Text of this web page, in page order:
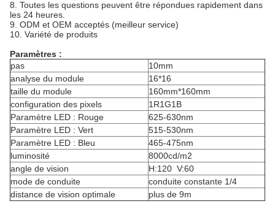
8. Toutes les questions peuvent être répondues rapidement dans
les 24 heures.
9. ODM et OEM acceptés (meilleur service)
10. Variété de produits
Paramètres :
pas
10mm
analyse du module
16*16
taille du module
160mm*160mm
configuration des pixels
1R1G1B
Paramètre LED : Rouge
625-630nm
Paramètre LED : Vert
515-530nm
Paramètre LED : Bleu
465-475nm
luminosité
8000cd/m2
angle de vision
H:120 V:60
mode de conduite
conduite constante 1/4
distance de vision optimale
plus de 9m